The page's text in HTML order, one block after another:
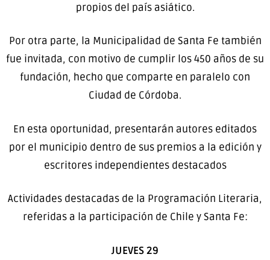
propios del país asiático.
Por otra parte, la Municipalidad de Santa Fe también
fue invitada, con motivo de cumplir los 450 años de su
fundación, hecho que comparte en paralelo con
Ciudad de Córdoba.
En esta oportunidad, presentarán autores editados
por el municipio dentro de sus premios a la edición y
escritores independientes destacados
Actividades destacadas de la Programación Literaria,
referidas a la participación de Chile y Santa Fe:
JUEVES 29